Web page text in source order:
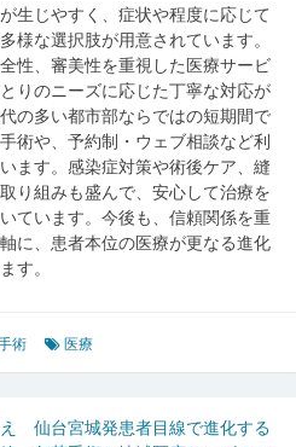
生じやすく、症状や程度に応じて
様な選択肢が用意されています。
性、審美性を重視した医療サービ
りのニーズに応じた丁寧な対応が
の多い都市部ならではの短期間で
術や、予約制・ウェブ相談など利
ます。感染症対策や術後ケア、縫
り組みも盛んで、安心して治療を
ています。今後も、信頼関係を重
に、患者本位の医療が更なる進化
す。
術 医療
仙台宮城発患者目線で進化する